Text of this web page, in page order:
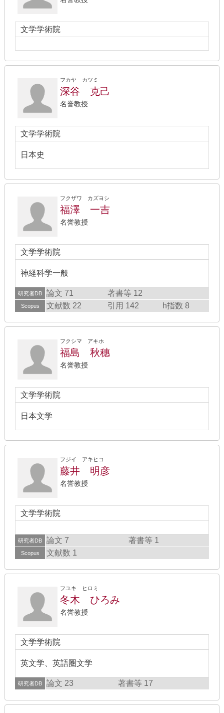
文学学術院
フカヤ カツミ
深谷 克己
名誉教授
文学学術院
日本史
フクザワ カズヨシ
福澤 一吉
名誉教授
文学学術院
神経科学一般
研究者DB 論文 71 著書等 12
Scopus 文献数 22 引用 142 h指数 8
フクシマ アキホ
福島 秋穗
名誉教授
文学学術院
日本文学
フジイ アキヒコ
藤井 明彦
名誉教授
文学学術院
研究者DB 論文 7 著書等 1
Scopus 文献数 1
フユキ ヒロミ
冬木 ひろみ
名誉教授
文学学術院
英文学、英語圏文学
研究者DB 論文 23 著書等 17